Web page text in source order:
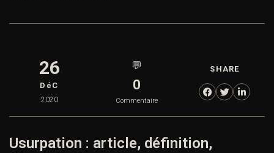
26
DéC
2020
💬
0
Commentaire
SHARE
Usurpation : article, définition,